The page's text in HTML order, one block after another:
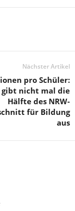
Nächster Artikel
pro Schüler:
gibt nicht mal die
Hälfte des NRW-
für Bildung
aus